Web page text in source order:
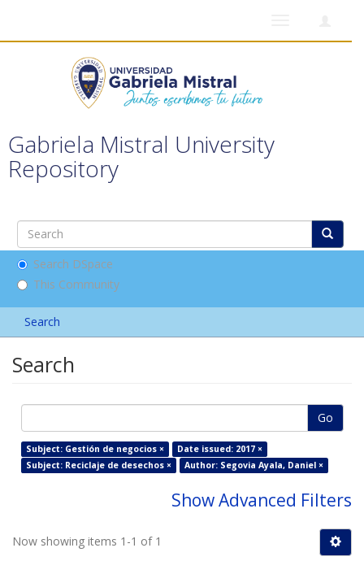
Gabriela Mistral University
Repository
Search DSpace
This Community
Search
Search
Go
Subject: Gestión de negocios ×
Date issued: 2017 ×
Subject: Reciclaje de desechos ×
Author: Segovia Ayala, Daniel ×
Show Advanced Filters
Now showing items 1-1 of 1